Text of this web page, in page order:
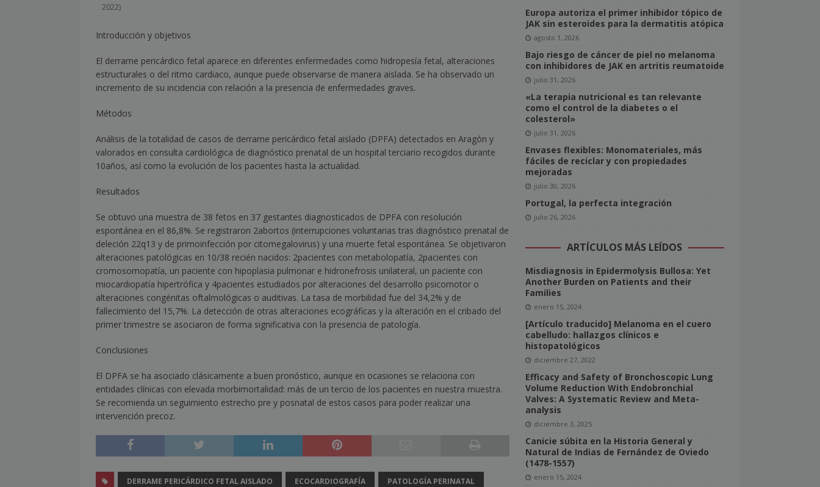
[ julio 2, 2026 ]
NOTICIAS
[ julio 2, 2026 ] Cómo la APPEC acerca las revistas en catalán a más lectores
NOTICIAS
[ julio 6, 2026 ] Con la IA como principal acceso a la información, la confianza y la credibilidad serán
el mayor activo de los medios.
NOTICIAS
2022)
Introducción y objetivos
El derrame pericárdico fetal aparece en diferentes enfermedades como hidropesía fetal, alteraciones
estructurales o del ritmo cardiaco, aunque puede observarse de manera aislada. Se ha observado un
incremento de su incidencia con relación a la presencia de enfermedades graves.
Métodos
Análisis de la totalidad de casos de derrame pericárdico fetal aislado (DPFA) detectados en Aragón y
valorados en consulta cardiológica de diagnóstico prenatal de un hospital terciario recogidos durante
10años, así como la evolución de los pacientes hasta la actualidad.
Resultados
Se obtuvo una muestra de 38 fetos en 37 gestantes diagnosticados de DPFA con resolución
espontánea en el 86,8%. Se registraron 2abortos (interrupciones voluntarias tras diagnóstico prenatal de
deleción 22q13 y de primoinfección por citomegalovirus) y una muerte fetal espontánea. Se objetivaron
alteraciones patológicas en 10/38 recién nacidos: 2pacientes con metabolopatía, 2pacientes con
cromosomopatía, un paciente con hipoplasia pulmonar e hidronefrosis unilateral, un paciente con
miocardiopatía hipertrófica y 4pacientes estudiados por alteraciones del desarrollo psicomotor o
alteraciones congénitas oftalmológicas o auditivas. La tasa de morbilidad fue del 34,2% y de
fallecimiento del 15,7%. La detección de otras alteraciones ecográficas y la alteración en el cribado del
primer trimestre se asociaron de forma significativa con la presencia de patología.
Conclusiones
El DPFA se ha asociado clásicamente a buen pronóstico, aunque en ocasiones se relaciona con
entidades clínicas con elevada morbimortalidad: más de un tercio de los pacientes en nuestra muestra.
Se recomienda un seguimiento estrecho pre y posnatal de estos casos para poder realizar una
intervención precoz.
DERRAME PERICÁRDICO FETAL AISLADO ECOCARDIOGRAFÍA PATOLOGÍA PERINATAL
Europa autoriza el primer inhibidor tópico de
JAK sin esteroides para la dermatitis atópica
agosto 1, 2026
Bajo riesgo de cáncer de piel no melanoma
con inhibidores de JAK en artritis reumatoide
julio 31, 2026
«La terapia nutricional es tan relevante
como el control de la diabetes o el
colesterol»
julio 31, 2026
Envases flexibles: Monomateriales, más
fáciles de reciclar y con propiedades
mejoradas
julio 30, 2026
Portugal, la perfecta integración
julio 26, 2026
ARTÍCULOS MÁS LEÍDOS
Misdiagnosis in Epidermolysis Bullosa: Yet
Another Burden on Patients and their
Families
enero 15, 2024
[Artículo traducido] Melanoma en el cuero
cabelludo: hallazgos clínicos e
histopatológicos
diciembre 27, 2022
Efficacy and Safety of Bronchoscopic Lung
Volume Reduction With Endobronchial
Valves: A Systematic Review and Meta-
analysis
diciembre 3, 2025
Canicie súbita en la Historia General y
Natural de Indias de Fernández de Oviedo
(1478-1557)
enero 15, 2024